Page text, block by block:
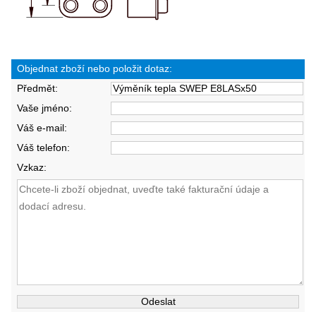
Objednat zboží nebo položit dotaz:
Předmět:
Vaše jméno:
Váš e-mail:
Váš telefon:
Vzkaz: